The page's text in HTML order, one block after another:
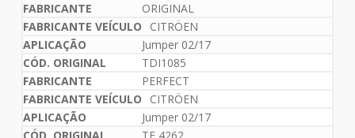
ORIGINAL
CITRÖEN
Jumper 02/17
TDI1085
PERFECT
CITRÖEN
Jumper 02/17